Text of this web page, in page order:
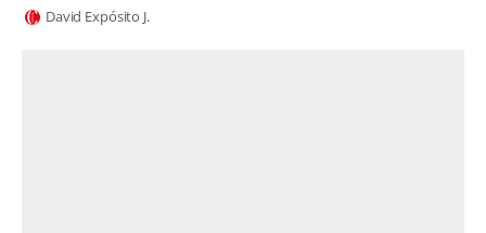
David Expósito J.